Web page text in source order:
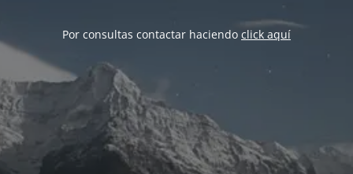
Por consultas contactar haciendo click aquí